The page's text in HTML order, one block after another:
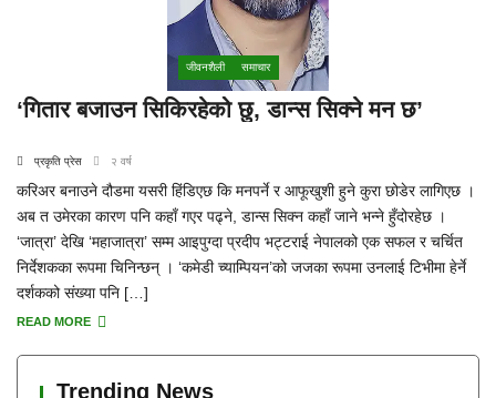
जीवनशैली समाचार
‘गितार बजाउन सिकिरहेको छु, डान्स सिक्ने मन छ’
प्रकृति प्रेस २ वर्ष
करिअर बनाउने दौडमा यसरी हिंडिएछ कि मनपर्ने र आफूखुशी हुने कुरा छोडेर लागिएछ ।
अब त उमेरका कारण पनि कहाँ गएर पढ्ने, डान्स सिक्न कहाँ जाने भन्ने हुँदोरहेछ ।
‘जात्रा’ देखि ‘महाजात्रा’ सम्म आइपुग्दा प्रदीप भट्टराई नेपालको एक सफल र चर्चित
निर्देशकका रूपमा चिनिन्छन् । ‘कमेडी च्याम्पियन’को जजका रूपमा उनलाई टिभीमा हेर्ने
दर्शकको संख्या पनि […]
READ MORE
Trending News